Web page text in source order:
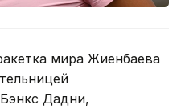
мира Жиенбаева
Дадни,